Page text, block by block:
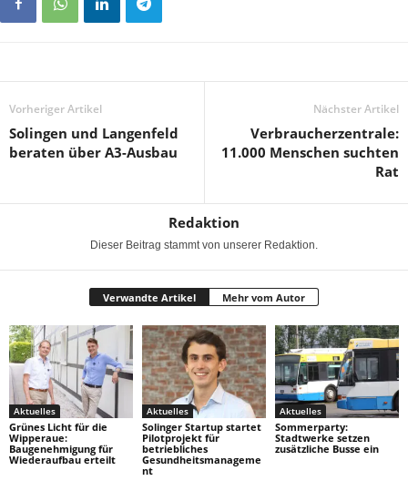
Vorheriger Artikel
Solingen und Langenfeld
beraten über A3-Ausbau
Nächster Artikel
Verbraucherzentrale:
11.000 Menschen suchten
Rat
Redaktion
Dieser Beitrag stammt von unserer Redaktion.
Verwandte Artikel Mehr vom Autor
Aktuelles
Grünes Licht für die
Wipperaue:
Baugenehmigung für
Wiederaufbau erteilt
Aktuelles
Solinger Startup startet
Pilotprojekt für
betriebliches
Gesundheitsmanageme
nt
Aktuelles
Sommerparty:
Stadtwerke setzen
zusätzliche Busse ein